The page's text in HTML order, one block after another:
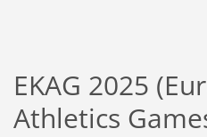
EKAG 2025
Athletics